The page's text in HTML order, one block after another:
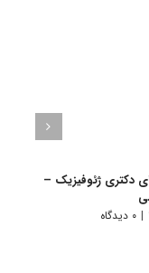
دکتری ژﺋﻮﻓﻴﺰیک –
| ۰ دیدگاه